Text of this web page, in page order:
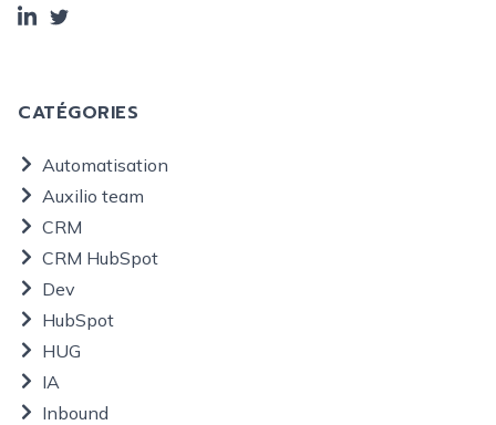
CATÉGORIES
Automatisation
Auxilio team
CRM
CRM HubSpot
Dev
HubSpot
HUG
IA
Inbound